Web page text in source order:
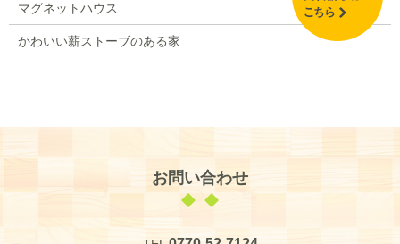
マグネットハウス
かわいい薪ストーブのある家
お問い合わせ